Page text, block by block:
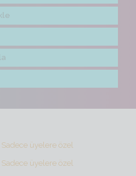
Sadece üyelere özel
Sadece üyelere özel